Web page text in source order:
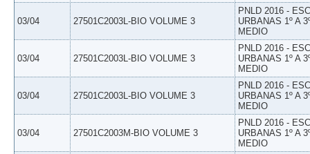
03/04 27501C2003L-BIO VOLUME 3
PNLD 2016 -
URBANAS 1º A
MEDIO
03/04 27501C2003L-BIO VOLUME 3
PNLD 2016 -
URBANAS 1º A
MEDIO
03/04 27501C2003L-BIO VOLUME 3
PNLD 2016 -
URBANAS 1º A
MEDIO
03/04 27501C2003M-BIO VOLUME 3
PNLD 2016 -
URBANAS 1º A
MEDIO